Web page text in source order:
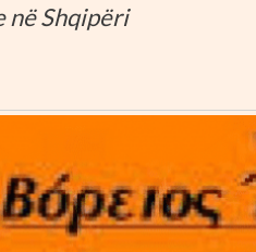
në Shqipëri